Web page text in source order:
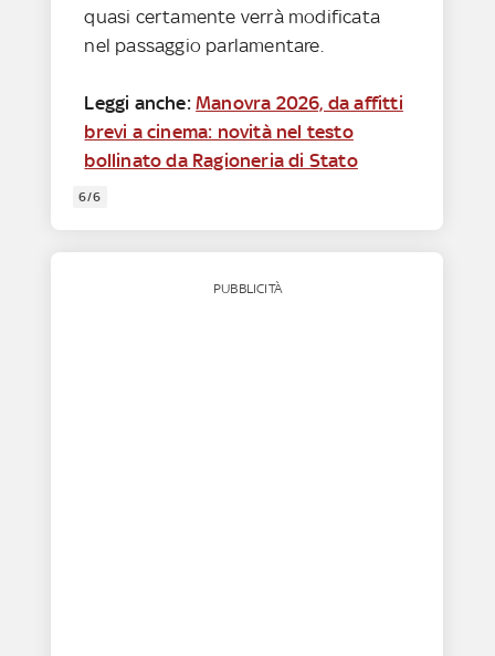
quasi certamente verrà modificata
nel passaggio parlamentare.
Leggi anche: Manovra 2026, da affitti
brevi a cinema: novità nel testo
bollinato da Ragioneria di Stato
6/6
PUBBLICITÀ